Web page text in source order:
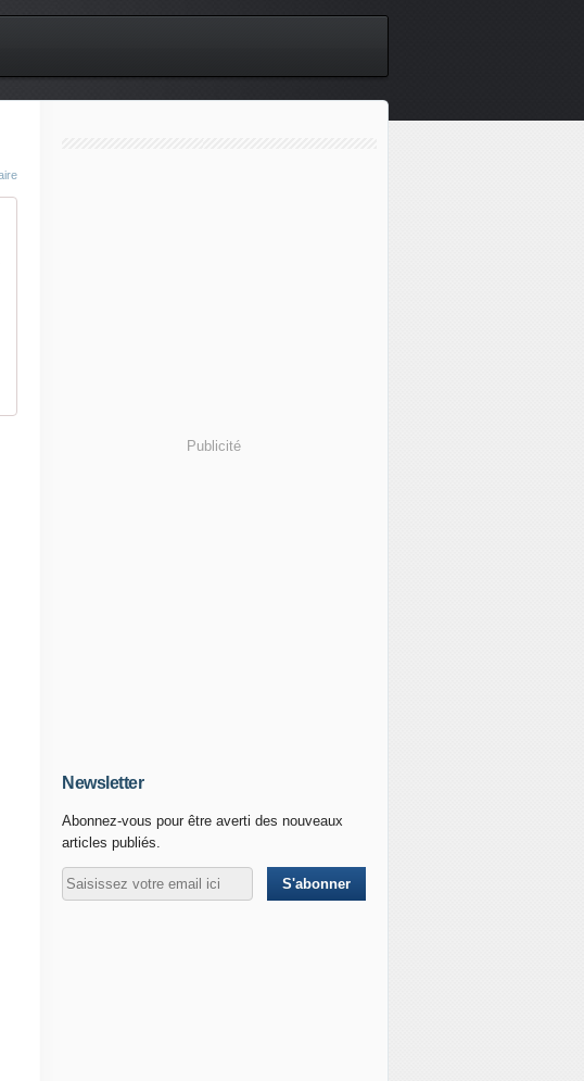
Publicité
Newsletter
Abonnez-vous pour être averti des nouveaux
articles publiés.